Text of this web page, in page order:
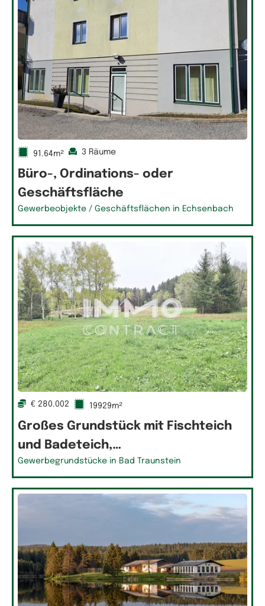
91.64m² 3 Räume
Büro-, Ordinations- oder
Geschäftsfläche
Gewerbeobjekte / Geschäftsflächen in Echsenbach
€ 280.002 19929m²
Großes Grundstück mit Fischteich
und Badeteich,…
Gewerbegrundstücke in Bad Traunstein